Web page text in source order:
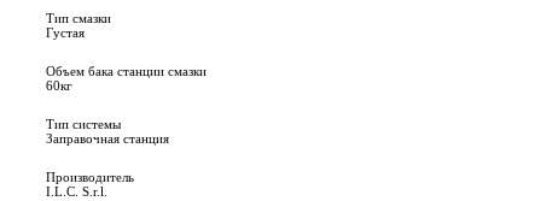
Тип смазки
Густая
Объем бака станции смазки
60кг
Тип системы
Заправочная станция
Производитель
I.L.C. S.r.l.